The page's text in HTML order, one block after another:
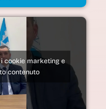
cookie marketing e
contenuto